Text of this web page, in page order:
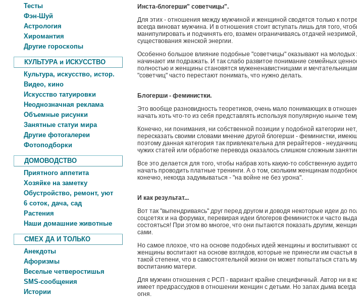
Тесты
Фэн-Шуй
Астрология
Хиромантия
Другие гороскопы
КУЛЬТУРА и ИСКУССТВО
Культура, искусство, истор.
Видео, кино
Искусство татуировки
Неоднозначная реклама
Объемные рисунки
Занятные статуи мира
Другие фотогалереи
Фотоподборки
ДОМОВОДСТВО
Приятного аппетита
Хозяйке на заметку
Обустройство, ремонт, уют
6 соток, дача, сад
Растения
Наши домашние животные
СМЕХ ДА И ТОЛЬКО
Анекдоты
Афоризмы
Веселые четверостишья
SMS-сообщения
Истории
Инста-блогерши" советчицы".
Для этих - отношения между мужчиной и женщиной сводятся только к
всегда виноват мужчина. И в отношения стоит вступать лишь для того,
манипулировать и подчинять его, взамен ограничиваясь отдачей
существования женской энергии.
Особенно большое влияние подобные "советчицы" оказывают на молодых
начинают им подражать. И так слабо развитое понимание семейных
полностью и женщины становятся мужененавистницами и
"советчиц" часто перестают понимать, что нужно делать.
Блогерши - феминистки.
Это вообще разновидность теоретиков, очень мало понимающих в
начать хоть что-то из себя представлять используя популярную нынче
Конечно, ни понимания, ни собственной позиции у подобной категории
пересказать своими словами мнение другой блогерши - феминистки,
поэтому данная категория так привлекательна для рерайтеров -
чужих статей или обработке перевода оказалось слишком сложным
Все это делается для того, чтобы набрав хоть какую-то собственную
начать проводить платные тренинги. А о том, скольким женщинам
конечно, некогда задумываться - "на войне не без урона".
И как результат...
Вот так "выпендриваясь" друг перед другом и доводя некоторые идеи до
соцсетях и на форумах, перевирая идеи блогеров феминисток и часто
состояться! При этом во многое, что они пытаются показать другим,
сами.
Но самое плохое, что на основе подобных идей женщины и воспитывают
женщины воспитают на основе взглядов, которые не принесли им счастья
такой степени, что в самостоятельной жизни он может попытаться стать
воспитанию матери.
Для мужчин отношения с РСП - вариант крайне специфичный. Автор ни в
имеет предрассудков в отношении женщин с детьми. Но запах дыма
огня.